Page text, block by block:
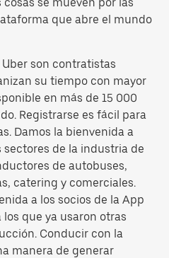
que abre el mundo
son contratistas
su tiempo con mayor
en más de 15 000
Registrarse es fácil para
Damos la bienvenida a
de la industria de
de autobuses,
catering y comerciales.
a los socios de la App
que ya usaron otras
Conducir con la
manera de generar